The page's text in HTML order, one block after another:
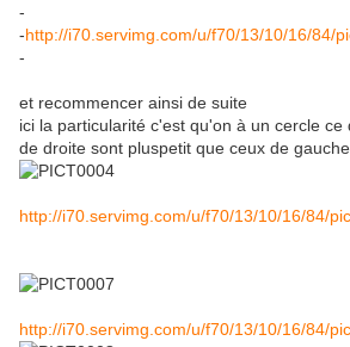
-
-http://i70.servimg.com/u/f70/13/10/16/84/
-
et recommencer ainsi de suite
ici la particularité c'est qu'on à un cercle ce
de droite sont pluspetit que ceux de gauche
http://i70.servimg.com/u/f70/13/10/16/84/
http://i70.servimg.com/u/f70/13/10/16/84/